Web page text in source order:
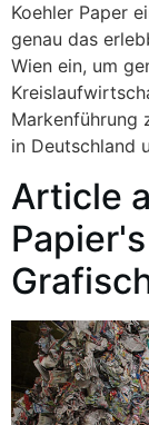
Koehler Paper
genau das
Wien ein, um
Markenführung
in Deutschland
Article